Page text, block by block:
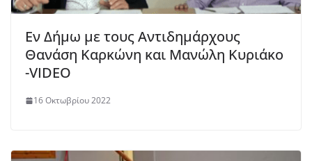
Εν Δήμω με τους Αντιδημάρχους
Θανάση Καρκώνη και Μανώλη Κυριάκο
-VIDEO
16 Οκτωβρίου 2022